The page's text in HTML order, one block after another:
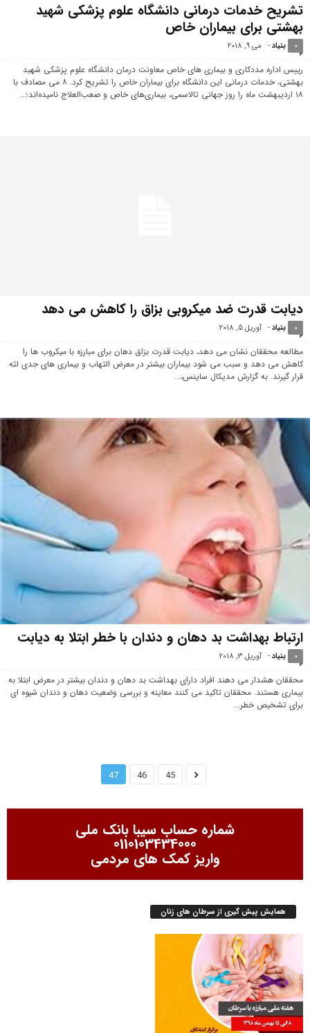
تشریح خدمات درمانی دانشگاه علوم پزشکی شهید
بهشتی برای بیماران خاص
بنیاد- می 9, 2018 0
رییس اداره مددکاری و بیماری های خاص معاونت درمان دانشگاه علوم پزشکی شهید
بهشتی، خدمات درمانی این دانشگاه برای بیماران خاص را تشریح کرد. ۸ می مصادف با
۱۸ اردیبهشت ماه را روز جهانی تالاسمی، بیماری‌های خاص و صعب‌العلاج نامیده‌اند؛...
دیابت قدرت ضد میکروبی بزاق را کاهش می دهد
بنیاد- آوریل 5, 2018 0
مطالعه محققان نشان می دهد، دیابت قدرت بزاق دهان برای مبارزه با میکروب ها را
کاهش می دهد و سبب می شود بیماران بیشتر در معرض التهاب و بیماری های جدی لثه
قرار گیرند. به گزارش مدیکال ساینس،...
ارتباط بهداشت بد دهان و دندان با خطر ابتلا به دیابت
بنیاد- آوریل 3, 2018 0
محققان هشدار می دهند افراد دارای بهداشت بد دهان و دندان بیشتر در معرض ابتلا به
بیماری هستند. محققان تاکید می کنند معاینه و بررسی وضعیت دهان و دندان شیوه ای
برای تشخیص خطر...
45
46
47
شماره حساب سیبا بانک ملی
0110103434000
واریز کمک های مردمی
همایش پیش گیری از سرطان های زنان